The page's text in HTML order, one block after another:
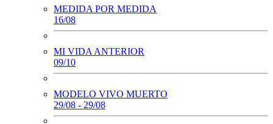
MEDIDA POR MEDIDA
16/08
MI VIDA ANTERIOR
09/10
MODELO VIVO MUERTO
29/08 - 29/08